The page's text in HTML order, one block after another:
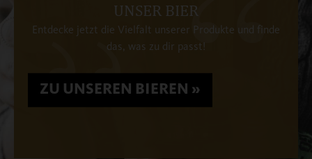
UNSER BIER
Entdecke jetzt die Vielfalt unserer Produkte und finde
das, was zu dir passt!
ZU UNSEREN BIEREN »